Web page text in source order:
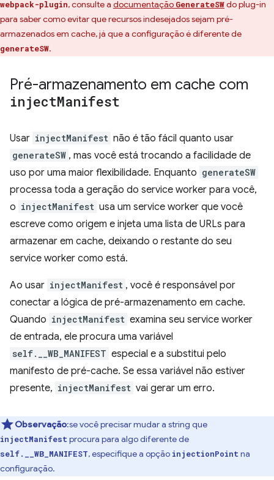
webpack-plugin, consulte a documentação GenerateSWdo plug-in
para saber como evitar que recursos indesejados sejam pré-
armazenados em cache, já que a configuração é diferente de
generateSW.
Pré-armazenamento em cache com
injectManifest
Usar injectManifest não é tão fácil quanto usar
generateSW , mas você está trocando a facilidade de
uso por uma maior flexibilidade. Enquanto generateSW
processa toda a geração do service worker para você,
o injectManifest usa um service worker que você
escreve como origem e injeta uma lista de URLs para
armazenar em cache, deixando o restante do seu
service worker como está.
Ao usar injectManifest , você é responsável por
conectar a lógica de pré-armazenamento em cache.
Quando injectManifest examina seu service worker
de entrada, ele procura uma variável
self.__WB_MANIFEST especial e a substitui pelo
manifesto de pré-cache. Se essa variável não estiver
presente, injectManifest vai gerar um erro.
Observação:se você precisar mudar a string que
injectManifest procura para algo diferente de
self.__WB_MANIFEST, especifique a opção injectionPoint na
configuração.